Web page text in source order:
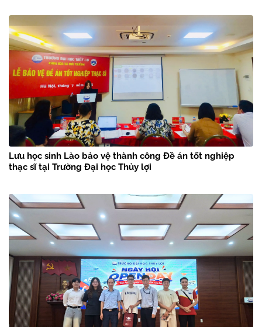
Lưu học sinh Lào bảo vệ thành công Đề án tốt nghiệp
thạc sĩ tại Trường Đại học Thủy lợi